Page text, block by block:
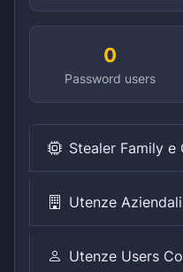
0
Password users
Stealer Family e
Utenze
Utenze Users